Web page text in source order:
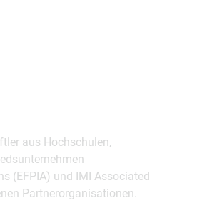
aus Hochschulen,
(EFPIA) und IMI Associated
Partnerorganisationen.